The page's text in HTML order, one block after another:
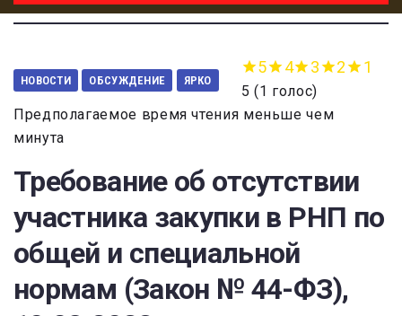
НОВОСТИ ОБСУЖДЕНИЕ ЯРКО
5 4 3 2 1
5 (1 голос)
Предполагаемое время чтения меньше чем
минута
Требование об отсутствии
участника закупки в РНП по
общей и специальной
нормам (Закон № 44-ФЗ),